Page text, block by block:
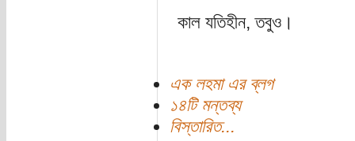
কাল যতিহীন, তবুও।
এক লহমা এর ব্লগ
১৪টি মন্তব্য
বিস্তারিত...